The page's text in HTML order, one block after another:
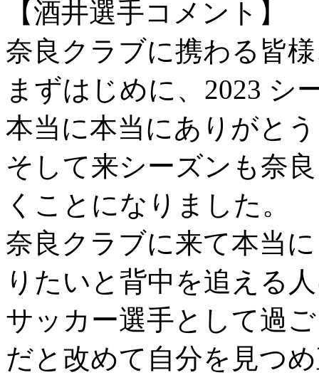
【酒井選手コメント】
奈良クラブに携わる皆
まずはじめに、2023 シ
本当に本当にありがと
そして来シーズンも奈
くことになりました。
奈良クラブに来て本当
りたいと背中を追える
サッカー選手として過
だと改めて自分を見つ